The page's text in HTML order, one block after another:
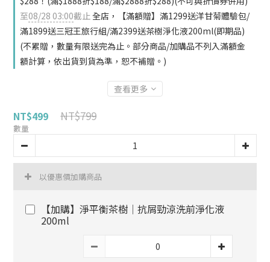
至08/28 03:00截止全店，【滿額贈】滿1299送洋甘菊體驗包/
滿1899送三冠王旅行組/滿2399送茶樹淨化液200ml(即期品)
(不累贈，數量有限送完為止。部分商品/加購品不列入滿額金
額計算，依出貨到貨為準，恕不補贈。)
查看更多
NT$499 NT$799
數量
以優惠價加購商品
【加購】淨平衡茶樹│抗屑勁涼洗前淨化液
200ml